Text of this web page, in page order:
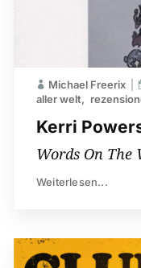
Kerri
Michael Freerix
aller welt
Words On The
Weiterlesen...